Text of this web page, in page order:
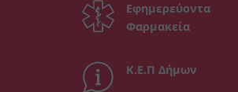
Εφημερεύοντα
Φαρμακεία
Κ.Ε.Π Δήμων